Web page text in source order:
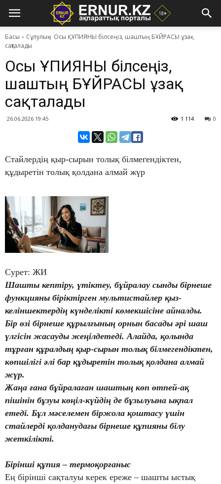
Басы Сұлулық
Осы ҚҰПИЯНЫ білсеңіз, шаштың БҰЙРАСЫ ұзақ
сақталады
Осы ҚҰПИЯНЫ білсеңіз,
шаштың БҰЙРАСЫ ұзақ
сақталады
26.06.2026 19:45 0
1 114
Стайлердің қыр-сырын толық білмегендіктен,
құдыретін толық қолдана алмай жүр
Сурет: ЖИ
Шашты кептіру, үтіктеу, бұйралау сынды бірнеше
функцияны біріктірген мультистайлер қыз-
келіншектердің күнделікті көмекшісіне айналды.
Бір өзі бірнеше құрылғының орнын басады әрі шаш
үлгісін жасауды жеңілдетеді. Алайда, қолында
тұрған құралдың қыр-сырын толық білмегендіктен,
көпшілігі әлі бар құдыретін толық қолдана алмай
жүр.
Жаңа ғана бұйралаған шаштың көп өтпей-ақ
пішінін бұзуы көңіл-күйдің де бұзылуына ықпал
етеді. Бұл мәселемен біржола қоштасу үшін
стайлерді қолданудағы бірнеше құпияны білу
жеткілікті.
Бірінші құпия – термоқорғаныс
Ең бірінші сақталуы керек ереже – шашты ыстық